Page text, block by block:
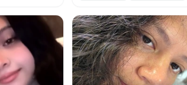
país me formé como trabajador
social y también soy licenciado en
educación artística, profesiones
que me han permitido desarrollar
una gran sensibilidad humana,
sentido de responsabilidad y
compromiso con el bienestar de las